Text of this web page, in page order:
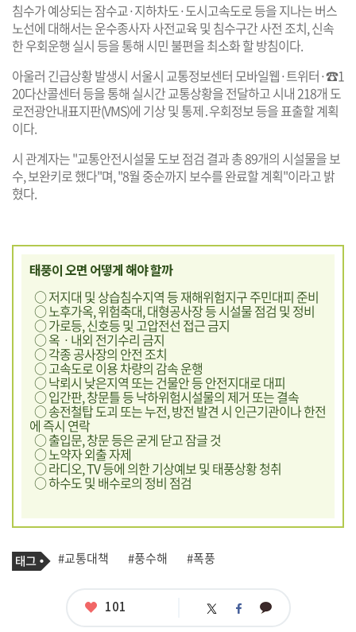
침수가 예상되는 잠수교·지하차도·도시고속도로 등을 지나는 버스
노선에 대해서는 운수종사자 사전교육 및 침수구간 사전 조치, 신속
한 우회운행 실시 등을 통해 시민 불편을 최소화 할 방침이다.
아울러 긴급상황 발생시 서울시 교통정보센터 모바일웹·트위터·☎1
20다산콜센터 등을 통해 실시간 교통상황을 전달하고 시내 218개 도
로전광안내표지판(VMS)에 기상 및 통제․우회정보 등을 표출할 계획
이다.
시 관계자는 "교통안전시설물 도보 점검 결과 총 89개의 시설물을 보
수, 보완키로 했다"며, "8월 중순까지 보수를 완료할 계획"이라고 밝
혔다.
태풍이 오면 어떻게 해야 할까
○ 저지대 및 상습침수지역 등 재해위험지구 주민대피 준비
○ 노후가옥, 위험축대, 대형공사장 등 시설물 점검 및 정비
○ 가로등, 신호등 및 고압전선 접근 금지
○ 옥ㆍ내외 전기수리 금지
○ 각종 공사장의 안전 조치
○ 고속도로 이용 차량의 감속 운행
○ 낙뢰시 낮은지역 또는 건물안 등 안전지대로 대피
○ 입간판, 창문틀 등 낙하위험시설물의 제거 또는 결속
○ 송전철탑 도괴 또는 누전, 방전 발견 시 인근기관이나 한전
에 즉시 연락
○ 출입문, 창문 등은 굳게 닫고 잠글 것
○ 노약자 외출 자제
○ 라디오, TV 등에 의한 기상예보 및 태풍상황 청취
○ 하수도 및 배수로의 정비 점검
기
사
태
그
#교통대책 #풍수해 #폭풍
좋
101 트 페 카